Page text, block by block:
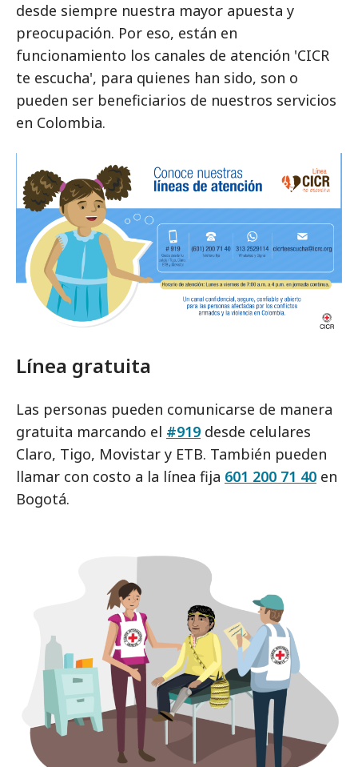
desde siempre nuestra mayor apuesta y
preocupación. Por eso, están en
funcionamiento los canales de atención 'CICR
te escucha', para quienes han sido, son o
pueden ser beneficiarios de nuestros servicios
en Colombia.
Línea gratuita
Las personas pueden comunicarse de manera
gratuita marcando el #919 desde celulares
Claro, Tigo, Movistar y ETB. También pueden
llamar con costo a la línea fija 601 200 71 40 en
Bogotá.